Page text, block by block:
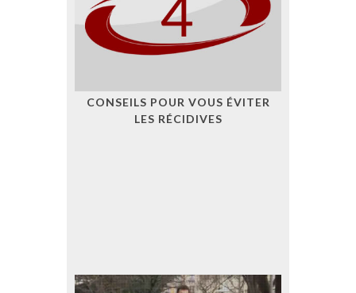
CONSEILS POUR VOUS ÉVITER
LES RÉCIDIVES